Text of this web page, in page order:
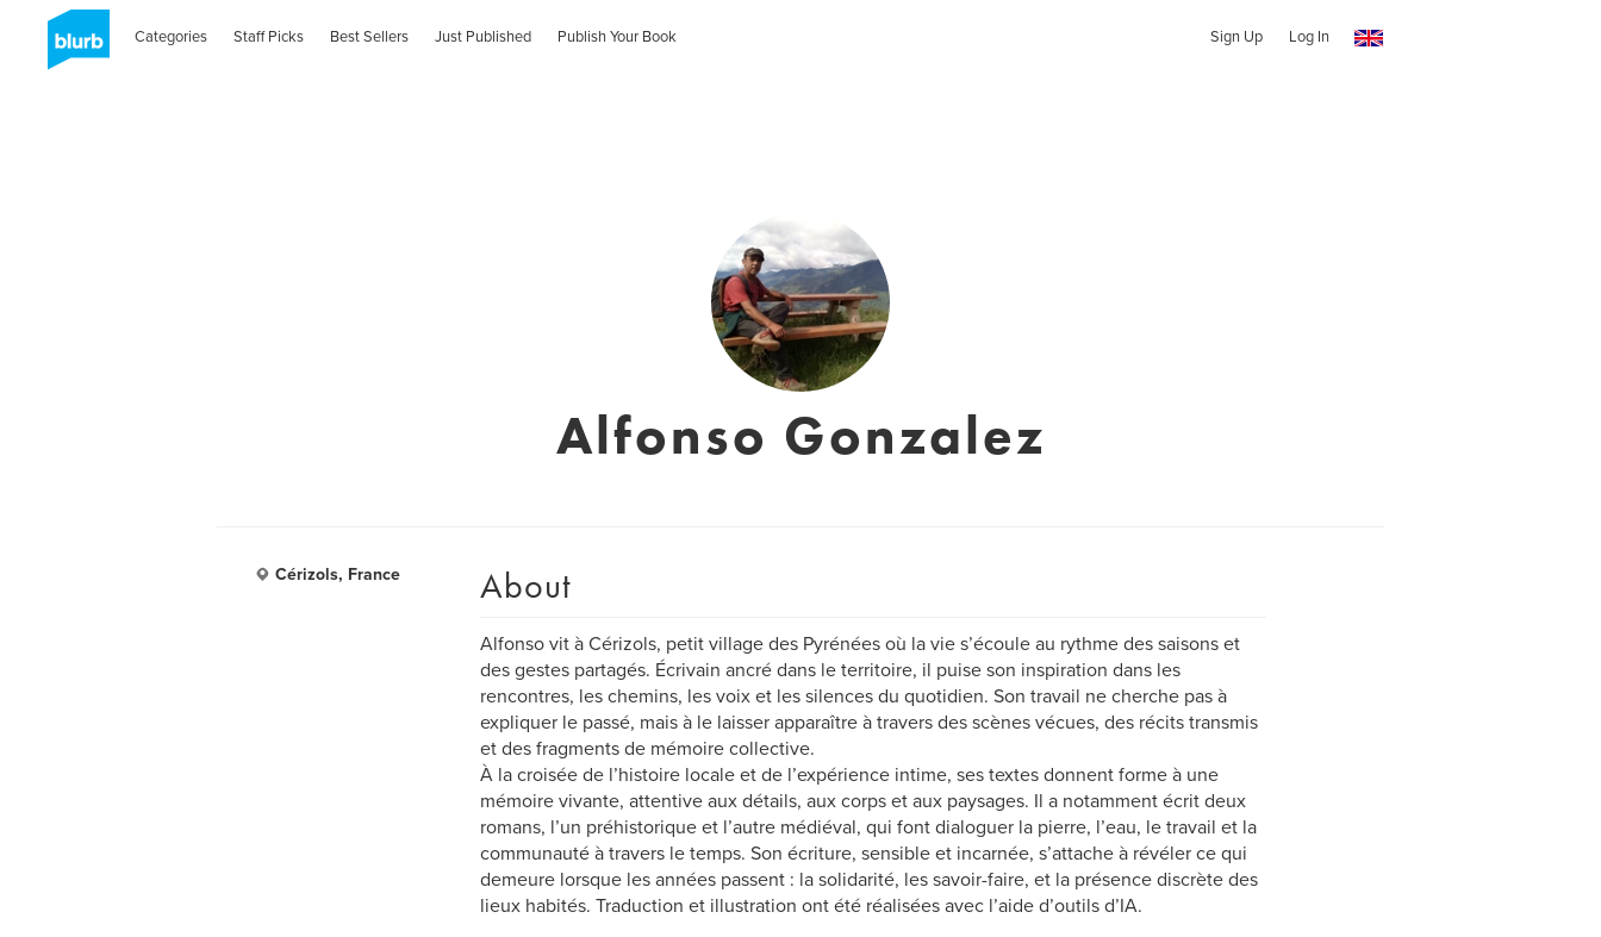
Categories Staff Picks Best Sellers Just Published Publish Your Book Sign Up Log In
Alfonso Gonzalez
Cérizols, France About
Alfonso vit à Cérizols, petit village des Pyrénées où la vie s’écoule au rythme des saisons et
des gestes partagés. Écrivain ancré dans le territoire, il puise son inspiration dans les
rencontres, les chemins, les voix et les silences du quotidien. Son travail ne cherche pas à
expliquer le passé, mais à le laisser apparaître à travers des scènes vécues, des récits transmis
et des fragments de mémoire collective.
À la croisée de l’histoire locale et de l’expérience intime, ses textes donnent forme à une
mémoire vivante, attentive aux détails, aux corps et aux paysages. Il a notamment écrit deux
romans, l’un préhistorique et l’autre médiéval, qui font dialoguer la pierre, l’eau, le travail et la
communauté à travers le temps. Son écriture, sensible et incarnée, s’attache à révéler ce qui
demeure lorsque les années passent : la solidarité, les savoir-faire, et la présence discrète des
lieux habités. Traduction et illustration ont été réalisées avec l’aide d’outils d’IA.